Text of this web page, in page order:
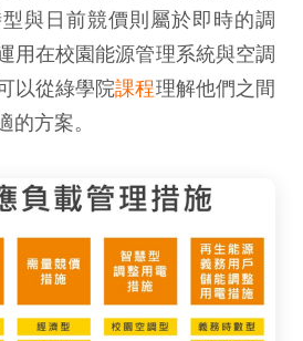
與日前競價則屬於即時的調
用在校園能源管理系統與空調
以從綠學院課程理解他們之間
方案。